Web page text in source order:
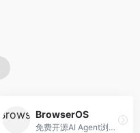
BrowserOS
免费开源AI Agent浏览器，专注于浏览器自动化。面向开发者，提供浏览器控制、任务自动化、API接口等服务，开源免费。